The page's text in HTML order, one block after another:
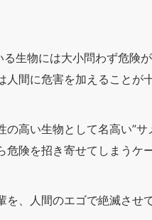
生物には大小問わず危険
間に危害を加えることが
高い生物として名高い”
険を招き寄せてしまうケ
、人間のエゴで絶滅させ